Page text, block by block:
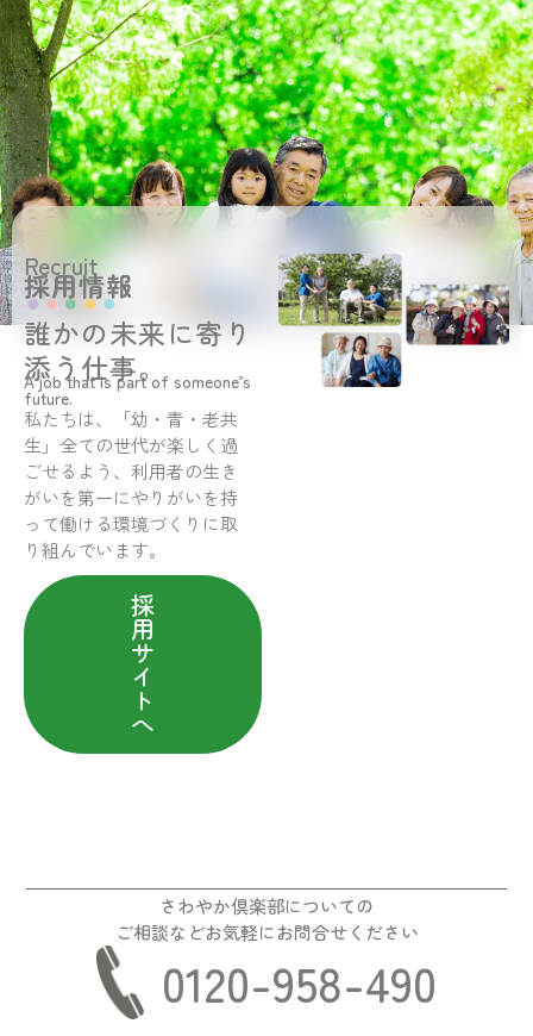
Recruit
採用情報
誰かの未来に寄り
添う仕事。
A job that is part of someone’s
future.
私たちは、「幼・青・老共
生」全ての世代が楽しく過
ごせるよう、利用者の生き
がいを第一にやりがいを持
って働ける環境づくりに取
り組んでいます。
採
用
サ
イ
ト
へ
さわやか倶楽部についての
ご相談などお気軽にお問合せください
0120-958-490